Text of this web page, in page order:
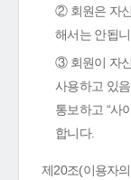
② 회원은 자
해서는 안됩니
③ 회원이 자
사용하고 있
통보하고 “사
합니다.
제20조(이용자